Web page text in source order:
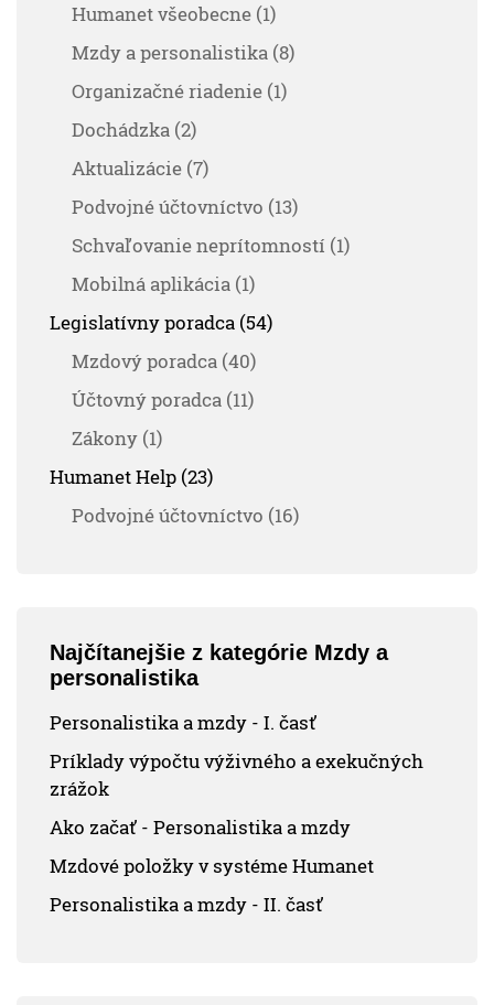
Humanet všeobecne (1)
Mzdy a personalistika (8)
Organizačné riadenie (1)
Dochádzka (2)
Aktualizácie (7)
Podvojné účtovníctvo (13)
Schvaľovanie neprítomností (1)
Mobilná aplikácia (1)
Legislatívny poradca (54)
Mzdový poradca (40)
Účtovný poradca (11)
Zákony (1)
Humanet Help (23)
Podvojné účtovníctvo (16)
Najčítanejšie z kategórie Mzdy a
personalistika
Personalistika a mzdy - I. časť
Príklady výpočtu výživného a exekučných
zrážok
Ako začať - Personalistika a mzdy
Mzdové položky v systéme Humanet
Personalistika a mzdy - II. časť